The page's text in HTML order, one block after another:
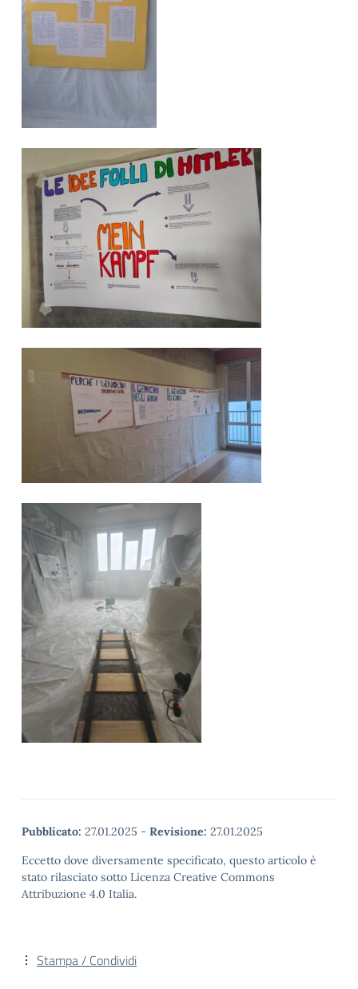
Pubblicato: 27.01.2025 - Revisione: 27.01.2025
Eccetto dove diversamente specificato, questo articolo è
stato rilasciato sotto Licenza Creative Commons
Attribuzione 4.0 Italia.
Stampa / Condividi